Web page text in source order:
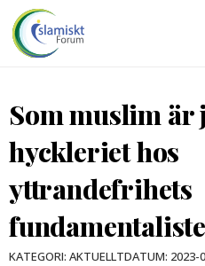
Som muslim är
hyckleriet hos
yttrandefrihets
KATEGORI: AKTUELLTDATUM: 2023-